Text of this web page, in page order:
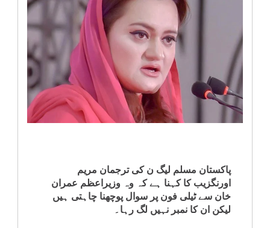
انٹرٹینمنٹ
صحت
قومی
خبریں
ویڈیوز
پاکستان مسلم لیگ ن کی ترجمان مریم
اورنگزیب کا کہنا ہے کہ وہ وزیراعظم عمران
خان سے ٹیلی فون پر سوال پوچھنا چاہتی ہیں
لیکن ان کا نمبر نہیں لگ رہا۔